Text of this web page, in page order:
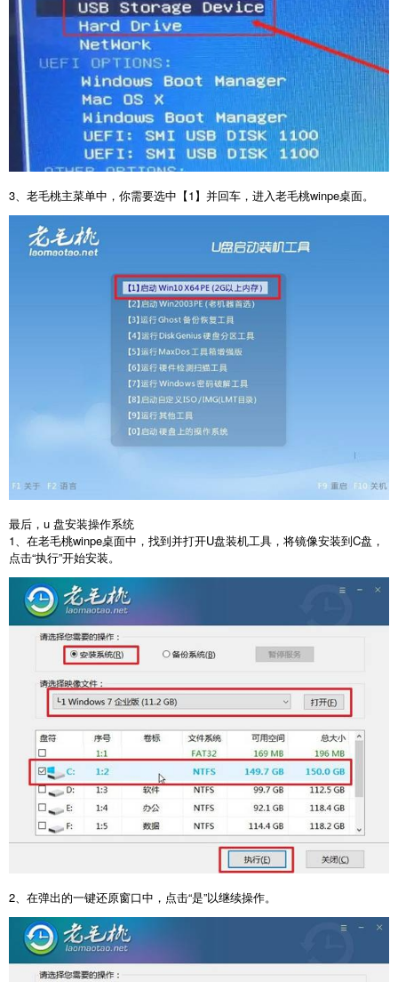
3 、老毛桃主菜单中，你需要选中【1】并回车，进入老毛桃winpe桌面。
最后， u 盘安装操作系统
1、在老毛桃winpe桌面中，找到并打开U盘装机工具，将镜像安装到C盘，
点击“执行”开始安装。
2、在弹出的一键还原窗口中，点击“是”以继续操作。